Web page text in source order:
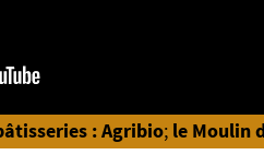
:Agribio; le Moulin